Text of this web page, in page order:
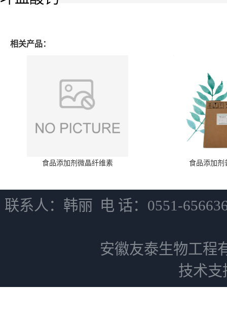
相关产品：
食品添加剂微晶纤维素 食品添加剂
联系人：韩丽 电 话：0551-
安徽友泰生物工程
技术